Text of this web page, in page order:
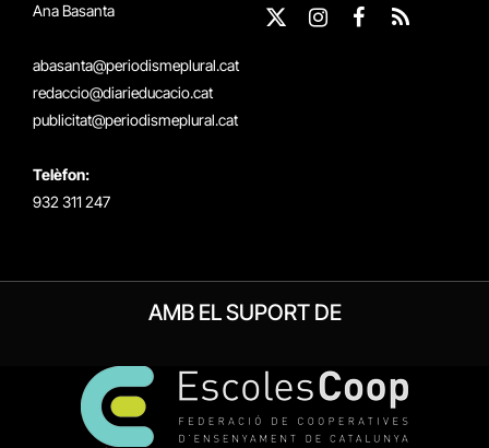
Ana Basanta
abasanta@periodismeplural.cat
redaccio@diarieducacio.cat
publicitat@periodismeplural.cat
Telèfon:
932 311 247
X
InstagramFacebook
RSS
AMB EL SUPORT DE